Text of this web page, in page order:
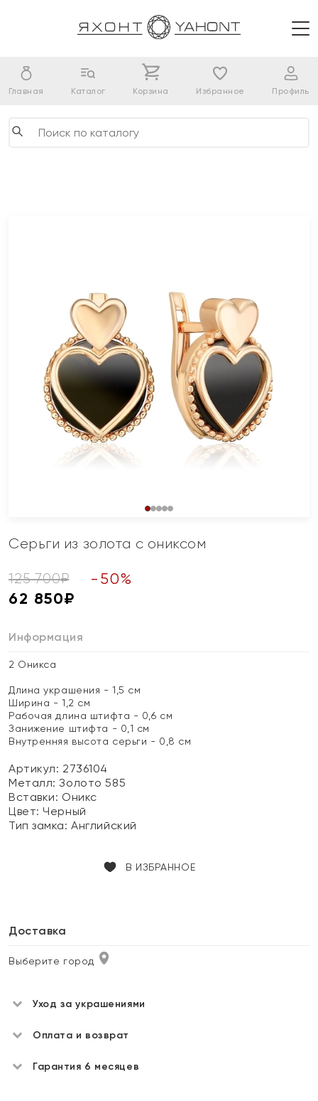
Главная Каталог Корзина Избранное Профиль
Серьги из золота с ониксом
125 700₽ - 50%
62 850₽
Информация
2 Оникса
Длина украшения - 1,5 см
Ширина - 1,2 см
Рабочая длина штифта - 0,6 см
Занижение штифта - 0,1 см
Внутренняя высота серьги - 0,8 см
Артикул: 2736104
Металл:Золото 585
Вставки: Оникс
Цвет:Черный
Тип замка:Английский
В ИЗБРАННОЕ
Доставка
Выберите город
Уход за украшениями
Оплата и возврат
Гарантия 6 месяцев